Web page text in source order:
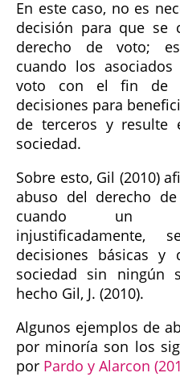
En este caso, no es
decisión para que se
derecho de voto;
cuando los
voto con el fin de
decisiones para
de terceros y resulte
sociedad.
Sobre esto, Gil (2010)
abuso del derecho
cuando un
decisiones básicas y
sociedad sin ningún
hecho Gil, J. (2010).
Algunos ejemplos de
por minoría son los
por Pardo y Alarcon